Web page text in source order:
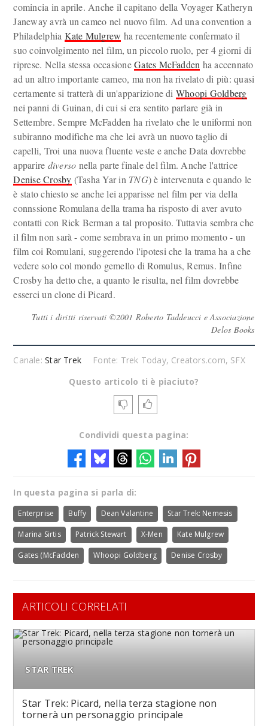
comincia in aprile. Anche il capitano della Voyager Katheryn
Janeway avrà un cameo nel nuovo film. Ad una convention a
Philadelphia Kate Mulgrew ha recentemente confermato il
suo coinvolgimento nel film, un piccolo ruolo, per 4 giorni di
riprese. Nella stessa occasioneGates McFadden ha accennato
ad un altro importante cameo, ma non ha rivelato di più: quasi
certamente si tratterà di un'apparizione di Whoopi Goldberg
nei panni di Guinan, di cui si era sentito parlare già in
Settembre. Sempre McFadden ha rivelato che le uniformi non
subiranno modifiche ma che lei avrà un nuovo taglio di
capelli, Troi una nuova fluente veste e anche Data dovrebbe
apparire diverso nella parte finale del film. Anche l'attrice
Denise Crosby (Tasha Yar in TNG) è intervenuta e quando le
è stato chiesto se anche lei apparisse nel film per via della
connssione Romulana della trama ha risposto di aver avuto
contatti con Rick Berman a tal proposito. Tuttavia sembra che
il film non sarà - come sembrava in un primo momento - un
film coi Romulani, suggerendo l'ipotesi che la trama ha a che
vedere solo col mondo gemello di Romulus, Remus. Infine
Crosby ha detto che, a quanto le risulta, nel film dovrebbe
esserci un clone di Picard.
Tutti i diritti riservati ©2001 Roberto Taddeucci e Associazione
Delos Books
Canale:Star Trek
Fonte: Trek Today, Creators.com, SFX
Questo articolo ti è piaciuto?
Condividi questa pagina:
In questa pagina si parla di:
Enterprise Buffy Dean Valantine Star Trek: Nemesis
Marina Sirtis Patrick Stewart X-Men Kate Mulgrew
Gates (McFadden Whoopi Goldberg Denise Crosby
ARTICOLI CORRELATI
STAR TREK
Star Trek: Picard, nella terza stagione non
tornerà un personaggio principale